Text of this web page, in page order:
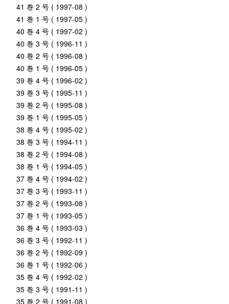
41 巻 2 号 ( 1997-08 )
41 巻 1 号 ( 1997-05 )
40 巻 4 号 ( 1997-02 )
40 巻 3 号 ( 1996-11 )
40 巻 2 号 ( 1996-08 )
40 巻 1 号 ( 1996-05 )
39 巻 4 号 ( 1996-02 )
39 巻 3 号 ( 1995-11 )
39 巻 2 号 ( 1995-08 )
39 巻 1 号 ( 1995-05 )
38 巻 4 号 ( 1995-02 )
38 巻 3 号 ( 1994-11 )
38 巻 2 号 ( 1994-08 )
38 巻 1 号 ( 1994-05 )
37 巻 4 号 ( 1994-02 )
37 巻 3 号 ( 1993-11 )
37 巻 2 号 ( 1993-08 )
37 巻 1 号 ( 1993-05 )
36 巻 4 号 ( 1993-03 )
36 巻 3 号 ( 1992-11 )
36 巻 2 号 ( 1992-09 )
36 巻 1 号 ( 1992-06 )
35 巻 4 号 ( 1992-02 )
35 巻 3 号 ( 1991-11 )
35 巻 2 号 ( 1991-08 )